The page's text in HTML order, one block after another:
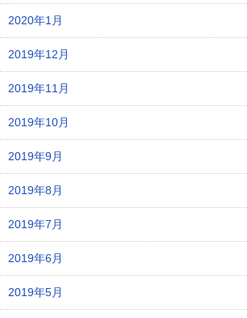
2020年1月
2019年12月
2019年11月
2019年10月
2019年9月
2019年8月
2019年7月
2019年6月
2019年5月